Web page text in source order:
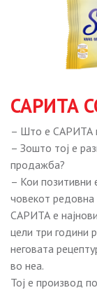
САРИТА
– Што е САРИТА
– Зошто тој е
продажба?
– Кои позитивни
човекот
САРИТА е
цели три години
неговата
во неа.
Тој е производ